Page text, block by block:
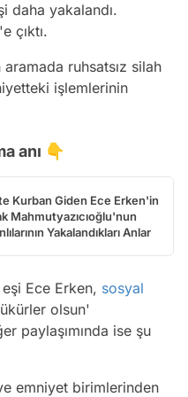
daha yakalandı.
çıktı.
ruhsatsız silah
işlemlerinin
anı 👇
Kurban Giden Ece Erken'in
Mahmutyazıcıoğlu'nun
Yakalandıkları Anlar
Ece Erken, sosyal
olsun'
paylaşımında ise şu
emniyet birimlerinden